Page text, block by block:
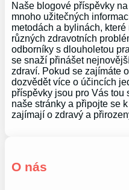
Naše blogové příspěvky
mnoho užitečných
metodách a bylinách,
různých zdravotních
odborníky s dlouholetou
se snaží přinášet
zdraví. Pokud se zajímáte
dozvědět více o účincích
příspěvky jsou pro Vás tou
naše stránky a připojte se
zajímají o zdravý a
O nás